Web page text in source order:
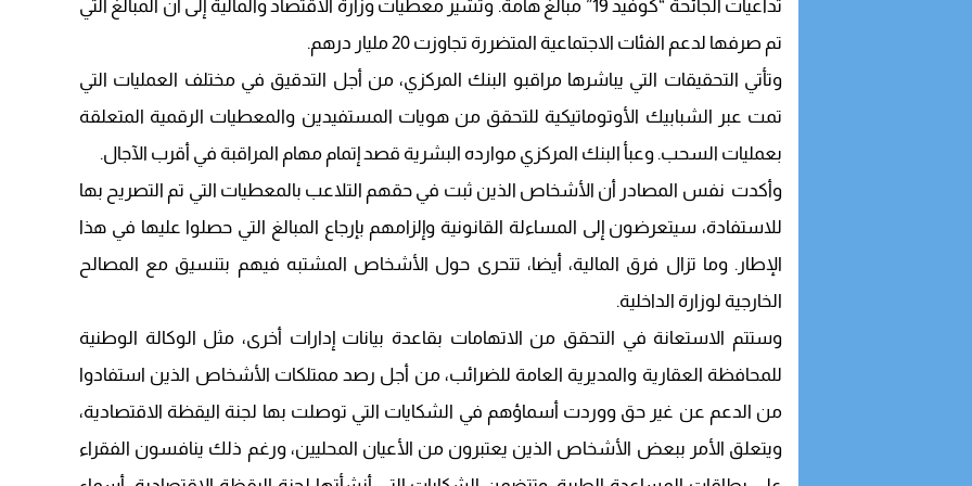
تداعيات الجائحة “كوفيد 19” مبالغ هامة. وتشير معطيات وزارة الاقتصاد والمالية إلى أن المبالغ التي
تم صرفها لدعم الفئات الاجتماعية المتضررة تجاوزت 20 مليار درهم.
وتأتي التحقيقات التي يباشرها مراقبو البنك المركزي، من أجل التدقيق في مختلف العمليات التي
تمت عبر الشبابيك الأوتوماتيكية للتحقق من هويات المستفيدين والمعطيات الرقمية المتعلقة
بعمليات السحب. وعبأ البنك المركزي موارده البشرية قصد إتمام مهام المراقبة في أقرب الآجال.
وأكدت نفس المصادر أن الأشخاص الذين ثبت في حقهم التلاعب بالمعطيات التي تم التصريح بها
للاستفادة، سيتعرضون إلى المساءلة القانونية وإلزامهم بإرجاع المبالغ التي حصلوا عليها في هذا
الإطار. وما تزال فرق المالية، أيضا، تتحرى حول الأشخاص المشتبه فيهم بتنسيق مع المصالح
الخارجية لوزارة الداخلية.
وستتم الاستعانة في التحقق من الاتهامات بقاعدة بيانات إدارات أخرى، مثل الوكالة الوطنية
للمحافظة العقارية والمديرية العامة للضرائب، من أجل رصد ممتلكات الأشخاص الذين استفادوا
من الدعم عن غير حق ووردت أسماؤهم في الشكايات التي توصلت بها لجنة اليقظة الاقتصادية،
ويتعلق الأمر ببعض الأشخاص الذين يعتبرون من الأعيان المحليين، ورغم ذلك ينافسون الفقراء